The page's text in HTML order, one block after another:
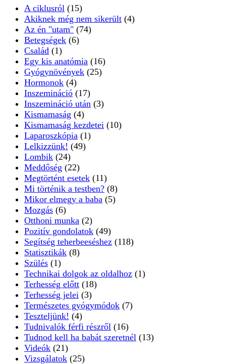
A ciklusról (15)
Akiknek még nem sikerült (4)
Az én "utam" (74)
Betegségek (6)
Család (1)
Egy kis anatómia (16)
Gyógynövények (25)
Hormonok (4)
Inszemináció (17)
Inszemináció után (3)
Kismamaság (4)
Kismamaság kezdetei (10)
Laparoszkópia (1)
Lelkizzünk! (49)
Lombik (24)
Meddőség (22)
Megtörtént esetek (11)
Mi történik a testben? (8)
Mikor elmegy a baba (5)
Mozgás (6)
Otthoni munka (2)
Pozitív gondolatok (49)
Segítség teherbeeséshez (118)
Statisztikák (8)
Szülés (1)
Technikai dolgok az oldalhoz (1)
Terhesség előtt (18)
Terhesség jelei (3)
Természetes gyógymódok (7)
Teszteljünk! (4)
Tudnivalók férfi részről (16)
Tudnod kell ha babát szeretnél (13)
Videók (21)
Vizsgálatok (25)